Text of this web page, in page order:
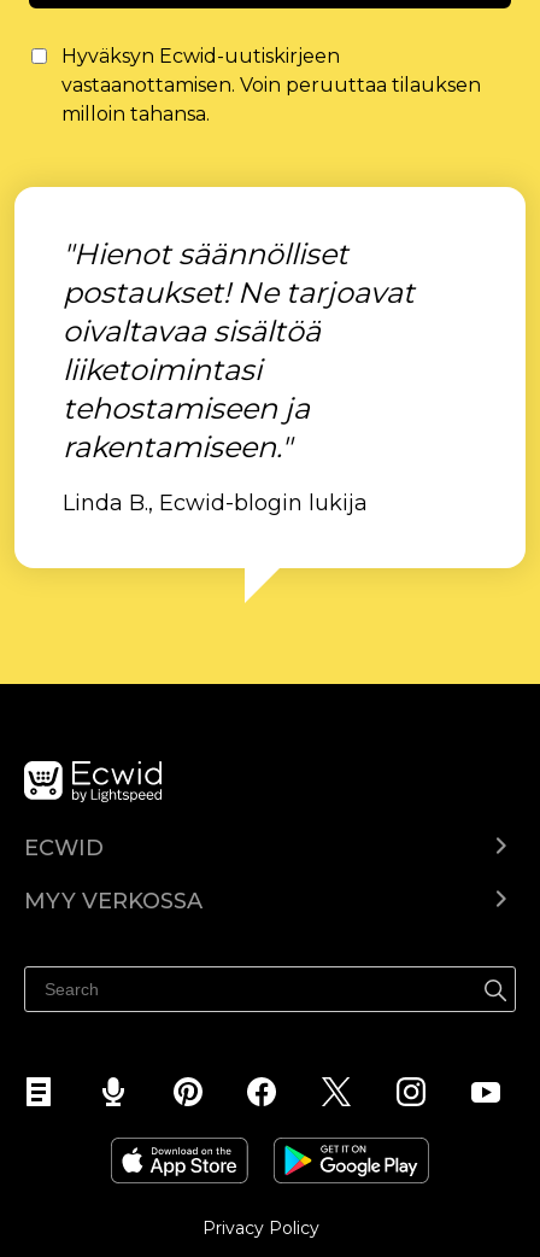
Hyväksyn Ecwid-uutiskirjeen
vastaanottamisen. Voin peruuttaa tilauksen
milloin tahansa.
"Hienot säännölliset
postaukset! Ne tarjoavat
oivaltavaa sisältöä
liiketoimintasi
tehostamiseen ja
rakentamiseen."
Linda B., Ecwid-blogin lukija
ECWID
Hinnoittelu
MYY VERKOSSA
Myy Facebookissa
Myy Instagramissa
Privacy Policy